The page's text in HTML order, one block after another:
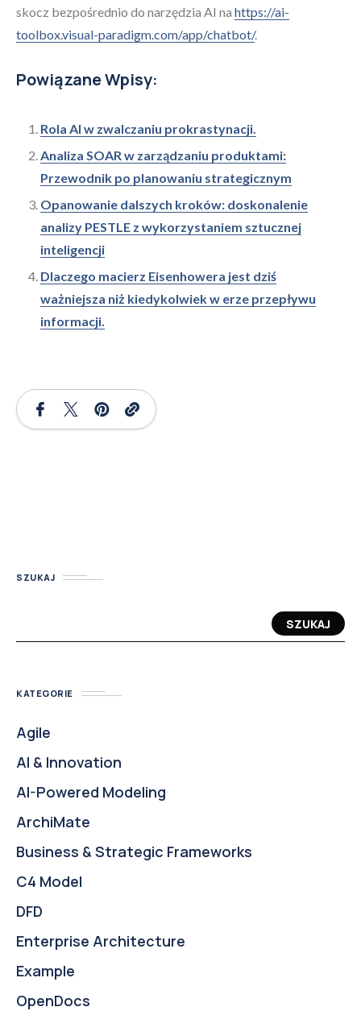
skocz bezpośrednio do narzędzia AI na https://ai-
toolbox.visual-paradigm.com/app/chatbot/.
Powiązane Wpisy:
Rola AI w zwalczaniu prokrastynacji.
Analiza SOAR w zarządzaniu produktami:
Przewodnik po planowaniu strategicznym
Opanowanie dalszych kroków: doskonalenie
analizy PESTLE z wykorzystaniem sztucznej
inteligencji
Dlaczego macierz Eisenhowera jest dziś
ważniejsza niż kiedykolwiek w erze przepływu
informacji.
SZUKAJ
SZUKAJ
KATEGORIE
Agile
AI & Innovation
AI-Powered Modeling
ArchiMate
Business & Strategic Frameworks
C4 Model
DFD
Enterprise Architecture
Example
OpenDocs